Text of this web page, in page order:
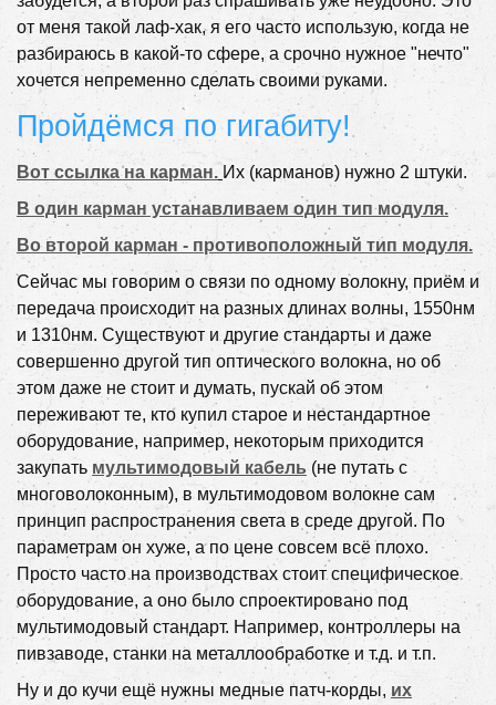
от меня такой лаф-хак, я его часто использую, когда не
разбираюсь в какой-то сфере, а срочно нужное "нечто"
хочется непременно сделать своими руками.
Пройдёмся по гигабиту!
Вот ссылка на карман. Их (карманов) нужно 2 штуки.
В один карман устанавливаем один тип модуля.
Во второй карман - противоположный тип модуля.
Сейчас мы говорим о связи по одному волокну, приём и
передача происходит на разных длинах волны, 1550нм
и 1310нм. Существуют и другие стандарты и даже
совершенно другой тип оптического волокна, но об
этом даже не стоит и думать, пускай об этом
переживают те, кто купил старое и нестандартное
оборудование, например, некоторым приходится
закупать мультимодовый кабель (не путать с
многоволоконным), в мультимодовом волокне сам
принцип распространения света в среде другой. По
параметрам он хуже, а по цене совсем всё плохо.
Просто часто на производствах стоит специфическое
оборудование, а оно было спроектировано под
мультимодовый стандарт. Например, контроллеры на
пивзаводе, станки на металлообработке и т.д. и т.п.
Ну и до кучи ещё нужны медные патч-корды, их